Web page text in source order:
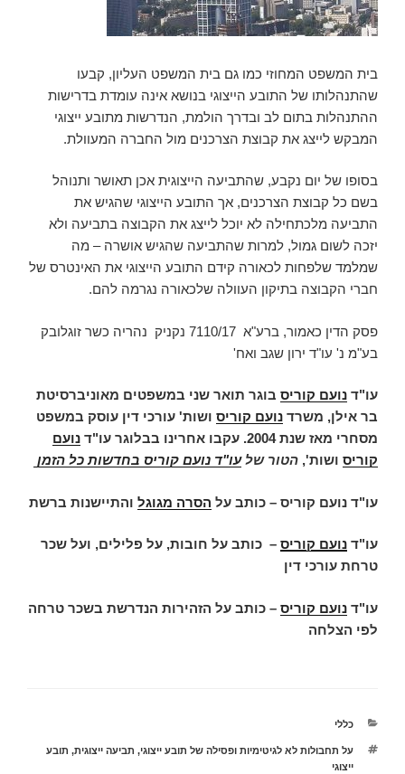
בית המשפט המחוזי כמו גם בית המשפט העליון, קבעו
שהתנהלותו של התובע הייצוגי בנושא אינה עומדת בדרישות
ההתנהלות בתום לב ובדרך הולמת, הנדרשות מתובע ייצוגי
המבקש לייצג את קבוצת הצרכנים מול החברה המעוולת.
בסופו של יום נקבע, שהתביעה הייצוגית אכן תאושר ותנוהל
בשם כל קבוצת הצרכנים, אך התובע הייצוגי שהגיש את
התביעה מלכתחילה לא יוכל לייצג את הקבוצה בתביעה ולא
יזכה לשום גמול, למרות שהתביעה שהגיש אושרה – מה
שמלמד שלפחות לכאורה קידם התובע הייצוגי את האינטרס של
חברי הקבוצה בתיקון העוולה שלכאורה נגרמה להם.
פסק הדין כאמור, ברע"א 7110/17 נקניק נהריה כשר זוגלובק
בע"מ נ' עו"ד ירון שגב ואח'
עו"ד נועם קוריס בוגר תואר שני במשפטים מאוניברסיטת
בר אילן, משרד נועם קוריס ושות' עורכי דין עוסק במשפט
מסחרי מאז שנת 2004. עקבו אחרינו בבלוגר עו"ד
נועם
קוריס ושות', הטור שלעו"ד נועם קוריס בחדשות כל הזמן
עו"ד נועם קוריס – כותב על הסרה מגוגל והתיישנות ברשת
עו"ד נועם קוריס – כותב על חובות, על פלילים, ועל שכר
טרחת עורכי דין
עו"ד נועם קוריס – כותב על הזהירות הנדרשת בשכר טרחה
לפי הצלחה
קטגוריות
כללי
תגיות
על תחבולות לא לגיטימיות ופסילה של תובע ייצוגי, תביעה ייצוגית, תובע
ייצוגי